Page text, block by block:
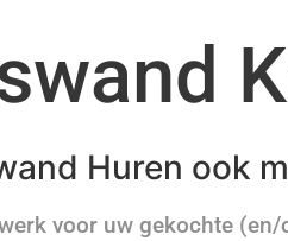
Huren ook
voor uw gekochte